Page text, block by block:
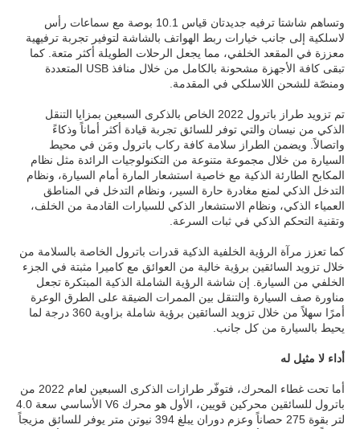
وتساهم شاشتا ترفيه جديدتان قياس 10.1 بوصة مع سماعات رأس
لاسلكية إلى جانب خيارات ربط الهواتف بالشاشة لتوفير تجربة ترفيهية
معززة في المقعد الخلفي، مما يجعل الرحلات الطويلة أكثر متعة. كما
تبقى كافة الأجهزة مشحونة بالكامل من خلال منافذ USB المتعددة
ومنصّة للشحن اللاسلكي في المقدمة.
تم تزويد طراز باترول 2022 الخاص بالذكرى السبعين بمزايا التنقل
الذكي من نيسان والتي توفر للسائق تجربة قيادة أكثر أماناً وذكاءً
واتصالاً. ويضمن الطراز سلامة كافة ركاب باترول ومَن في محيط
السيارة من خلال مجموعة متنوعة من التكنولوجيات الرائدة مثل نظام
المكابح الطارئة الذكية مع خاصية استشعار المارة أمام السيارة، ونظام
التدخل الذكي لمنع مغادرة حارة السير، ونظام التدخل في المناطق
العمياء الذكي، ونظام الاستشعار الذكي للسيارات القادمة من الخلف،
وتقنية التحكم الذكي في ثبات السرعة.
كما تعزز مرآة الرؤية الخلفية الذكية قدرات باترول الخاصة بالسلامة من
خلال تزويد السائقين برؤية خالية من العوائق مع كاميرا مثبتة في الجزء
الخلفي من السيارة. إن شاشة الرؤية الشاملة الذكية المبتكرة تجعل
مناورة صف السيارة والتنقل بين الممرات الضيقة على الطرق الوعرة
أمرًا سهلاً من خلال تزويد السائقين برؤية شاملة بزاوية 360 درجة لما
يحيط بالسيارة من كل جانب.
أداء لا مثيل له
أما تحت غطاء المحرك، فتوفّر طرازات الذكرى السبعين لعام 2022 من
باترول للسائقين محركين قويين، الأول هو محرك V6 الأساسي سعة 4.0
لتر بقوة 275 حصاناً وعزم دوران يبلغ 394 نيوتن متر يوفر للسائق مزيجاً